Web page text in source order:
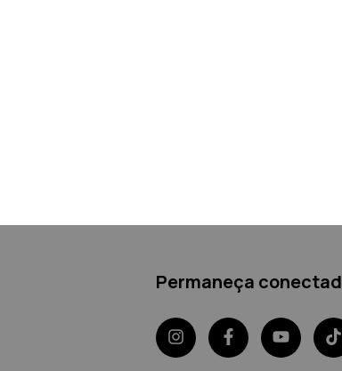
Permaneça